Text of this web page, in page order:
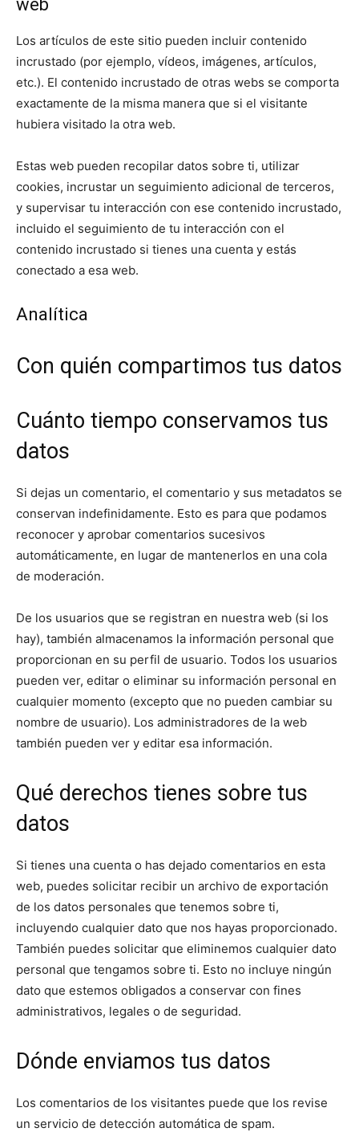
web
Los artículos de este sitio pueden incluir contenido
incrustado (por ejemplo, vídeos, imágenes, artículos,
etc.). El contenido incrustado de otras webs se comporta
exactamente de la misma manera que si el visitante
hubiera visitado la otra web.
Estas web pueden recopilar datos sobre ti, utilizar
cookies, incrustar un seguimiento adicional de terceros,
y supervisar tu interacción con ese contenido incrustado,
incluido el seguimiento de tu interacción con el
contenido incrustado si tienes una cuenta y estás
conectado a esa web.
Analítica
Con quién compartimos tus datos
Cuánto tiempo conservamos tus
datos
Si dejas un comentario, el comentario y sus metadatos se
conservan indefinidamente. Esto es para que podamos
reconocer y aprobar comentarios sucesivos
automáticamente, en lugar de mantenerlos en una cola
de moderación.
De los usuarios que se registran en nuestra web (si los
hay), también almacenamos la información personal que
proporcionan en su perfil de usuario. Todos los usuarios
pueden ver, editar o eliminar su información personal en
cualquier momento (excepto que no pueden cambiar su
nombre de usuario). Los administradores de la web
también pueden ver y editar esa información.
Qué derechos tienes sobre tus
datos
Si tienes una cuenta o has dejado comentarios en esta
web, puedes solicitar recibir un archivo de exportación
de los datos personales que tenemos sobre ti,
incluyendo cualquier dato que nos hayas proporcionado.
También puedes solicitar que eliminemos cualquier dato
personal que tengamos sobre ti. Esto no incluye ningún
dato que estemos obligados a conservar con fines
administrativos, legales o de seguridad.
Dónde enviamos tus datos
Los comentarios de los visitantes puede que los revise
un servicio de detección automática de spam.